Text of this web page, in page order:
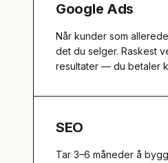
Google Ads
Når kunder som
det du selger. Raskest
resultater — du betaler
SEO
Tar 3–6 måneder å